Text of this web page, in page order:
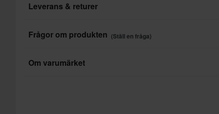
Färg
Placering
Leverans & returer
Snabba leveranser
produkter så snabbt som möjligt!
Frågor om produkten (Ställ en fråga)
Ställ en fråga
Om varumärket